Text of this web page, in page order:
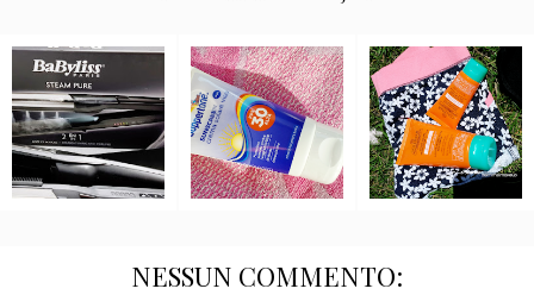
NESSUN COMMENTO: